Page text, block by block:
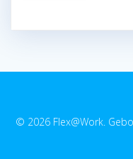
© 2026 Flex@Work.